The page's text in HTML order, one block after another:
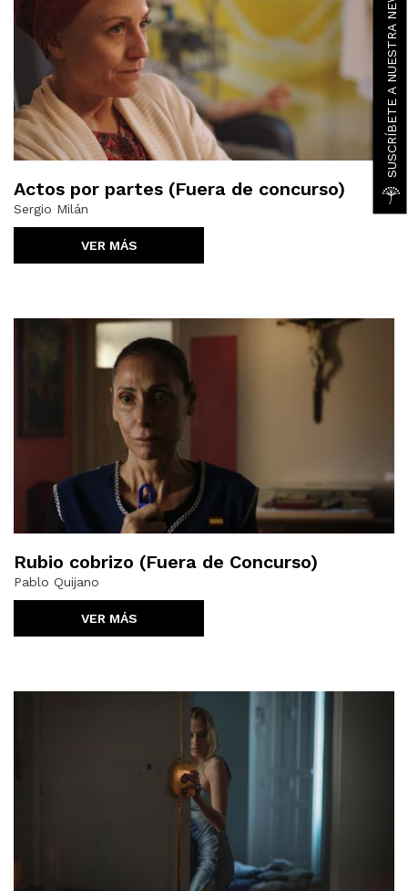
SUSCRÍBETE A NUESTRA NEWSLETTER
Actos por partes (Fuera de concurso)
Sergio Milán
VER MÁS
Rubio cobrizo (Fuera de Concurso)
Pablo Quijano
VER MÁS